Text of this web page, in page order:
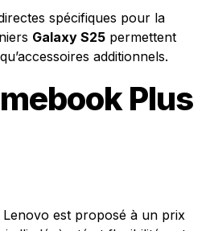
spécifiques pour la
Galaxy S25 permettent
additionnels.
Plus
Lenovo est proposé à un prix